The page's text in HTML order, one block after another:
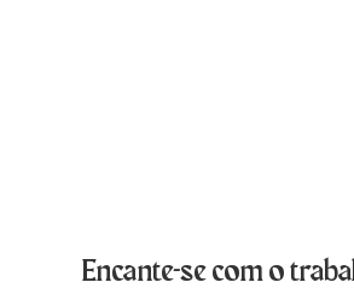
Encante-se com o